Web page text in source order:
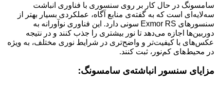
سامسونگ در حال کار بر روی سنسوری با فناوری انباشت
سه‌لایه‌ای است که به گفته‌ی منابع آگاه، عملکردی بسیار بهتر از
سنسورهای Exmor RS سونی دارد. این فناوری نوآورانه به
دوربین‌ها اجازه می‌دهد تا نور بیشتری را جذب کنند و در نتیجه
عکس‌های با کیفیت‌تر و واضح‌تری در شرایط نوری مختلف، به ویژه
در محیط‌های کم‌نور، ثبت کنند.
مزایای سنسور انباشته‌ی سامسونگ: